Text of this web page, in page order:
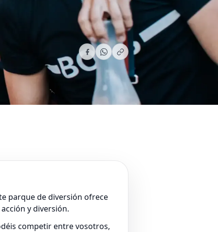
parque de diversión ofrece
y diversión.
competir entre vosotros,